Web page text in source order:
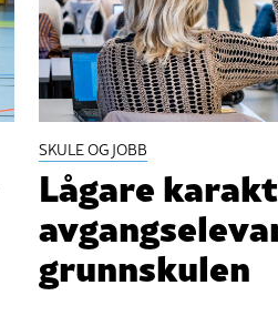
SKULE OG JOBB
Lågare
grunnskulen